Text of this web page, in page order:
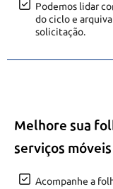
Podemos lidar
do ciclo e
solicitação.
Melhore sua
serviços móveis
Acompanhe a